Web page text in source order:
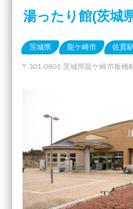
湯ったり館(茨城
茨城県 龍ケ崎市 佐貫駅
〒301-0801 茨城県龍ケ崎市板橋